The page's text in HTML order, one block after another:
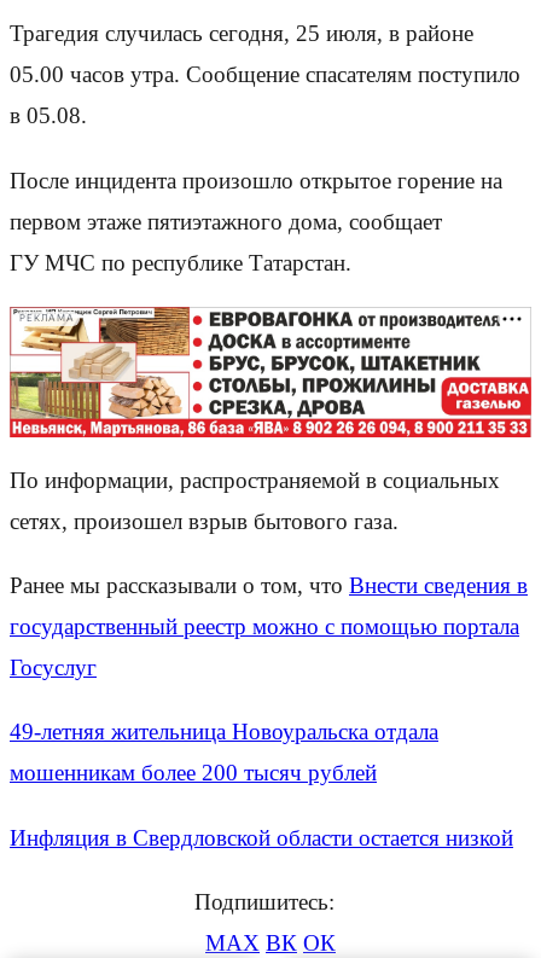
Трагедия случилась сегодня, 25 июля, в районе
05.00 часов утра. Сообщение спасателям поступило
в 05.08.
После инцидента произошло открытое горение на
первом этаже пятиэтажного дома, сообщает
ГУ МЧС по республике Татарстан.
РЕКЛАМА
По информации, распространяемой в социальных
сетях, произошел взрыв бытового газа.
Ранее мы рассказывали о том, что Внести сведения в
государственный реестр можно с помощью портала
Госуслуг
49-летняя жительница Новоуральска отдала
мошенникам более 200 тысяч рублей
Инфляция в Свердловской области остается низкой
Подпишитесь:
MAX ВК ОК